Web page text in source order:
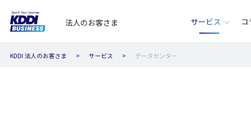
法人のお客さま サービス
KDDI 法人のお客さま サービス データセンター